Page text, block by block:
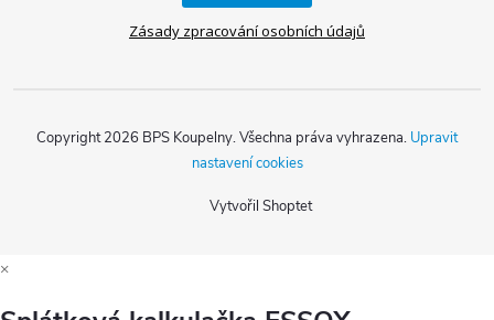
Zásady zpracování osobních údajů
Vytvořil Shoptet
Copyright 2026 BPS Koupelny. Všechna práva vyhrazena. Upravit
nastavení cookies
×